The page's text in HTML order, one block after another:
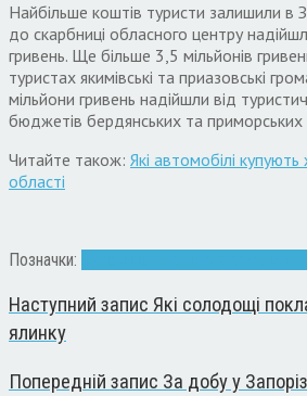
Найбільше коштів туристи залишили в
до скарбниці обласного центру
гривень. Ще більше 3,5 мільйонів
туристах якимівські та приазовські
мільйони гривень надійшли від
бюджетів бердянських та приморських
Читайте також: Які автомобілі
області
Позначки:
Наступний запис Які солодощі
ялинку
Попередній запис За добу у